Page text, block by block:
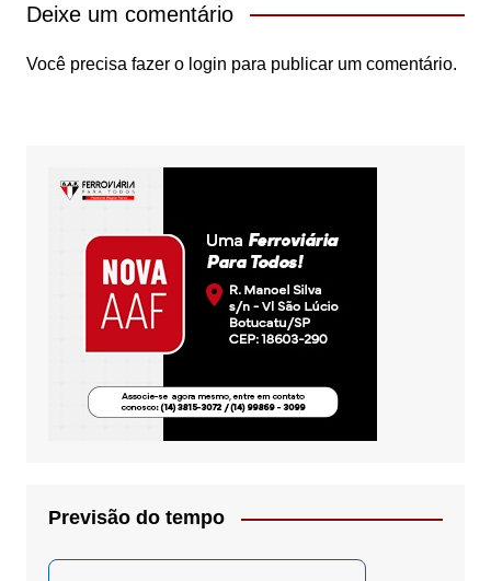
Deixe um comentário
Você precisa fazer o login para publicar um comentário.
Previsão do tempo